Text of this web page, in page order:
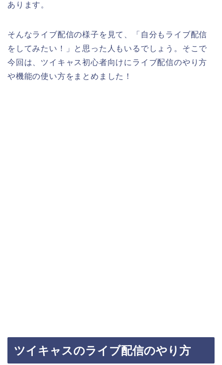
あります。
そんなライブ配信の様子を見て、「自分もライブ配信
をしてみたい！」と思った人もいるでしょう。そこで
今回は、ツイキャス初心者向けにライブ配信のやり方
や機能の使い方をまとめました！
ツイキャスのライブ配信のやり方